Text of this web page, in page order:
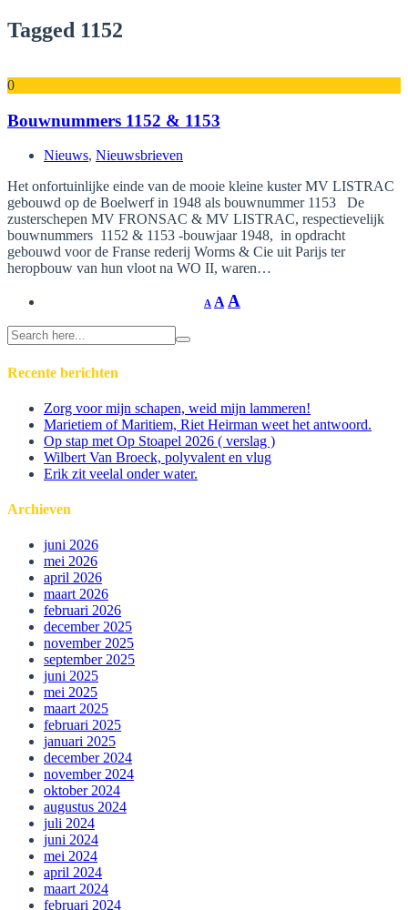
Tagged 1152
0
Bouwnummers 1152 & 1153
Nieuws, Nieuwsbrieven
Het onfortuinlijke einde van de mooie kleine kuster MV LISTRAC
gebouwd op de Boelwerf in 1948 als bouwnummer 1153 De
zusterschepen MV FRONSAC & MV LISTRAC, respectievelijk
bouwnummers 1152 & 1153 -bouwjaar 1948, in opdracht
gebouwd voor de Franse rederij Worms & Cie uit Parijs ter
heropbouw van hun vloot na WO II, waren…
A A A
Search
for:
Recente berichten
Zorg voor mijn schapen, weid mijn lammeren!
Marietiem of Maritiem, Riet Heirman weet het antwoord.
Op stap met Op Stoapel 2026 ( verslag )
Wilbert Van Broeck, polyvalent en vlug
Erik zit veelal onder water.
Archieven
juni 2026
mei 2026
april 2026
maart 2026
februari 2026
december 2025
november 2025
september 2025
juni 2025
mei 2025
maart 2025
februari 2025
januari 2025
december 2024
november 2024
oktober 2024
augustus 2024
juli 2024
juni 2024
mei 2024
april 2024
maart 2024
februari 2024